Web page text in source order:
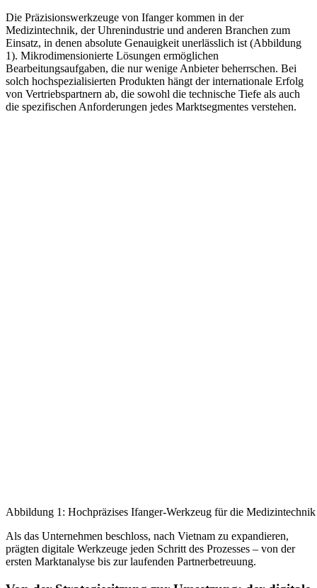
Die Präzisionswerkzeuge von Ifanger kommen in der
Medizintechnik, der Uhrenindustrie und anderen Branchen zum
Einsatz, in denen absolute Genauigkeit unerlässlich ist (Abbildung
1). Mikrodimensionierte Lösungen ermöglichen
Bearbeitungsaufgaben, die nur wenige Anbieter beherrschen. Bei
solch hochspezialisierten Produkten hängt der internationale Erfolg
von Vertriebspartnern ab, die sowohl die technische Tiefe als auch
die spezifischen Anforderungen jedes Marktsegmentes verstehen.
Abbildung 1: Hochpräzises Ifanger-Werkzeug für die
Als das Unternehmen beschloss, nach Vietnam zu expandieren,
prägten digitale Werkzeuge jeden Schritt des Prozesses – von der
ersten Marktanalyse bis zur laufenden Partnerbetreuung.